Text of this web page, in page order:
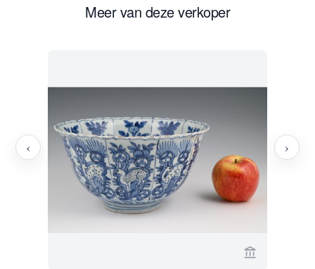
Meer van deze verkoper
Bekijk
‹ ›